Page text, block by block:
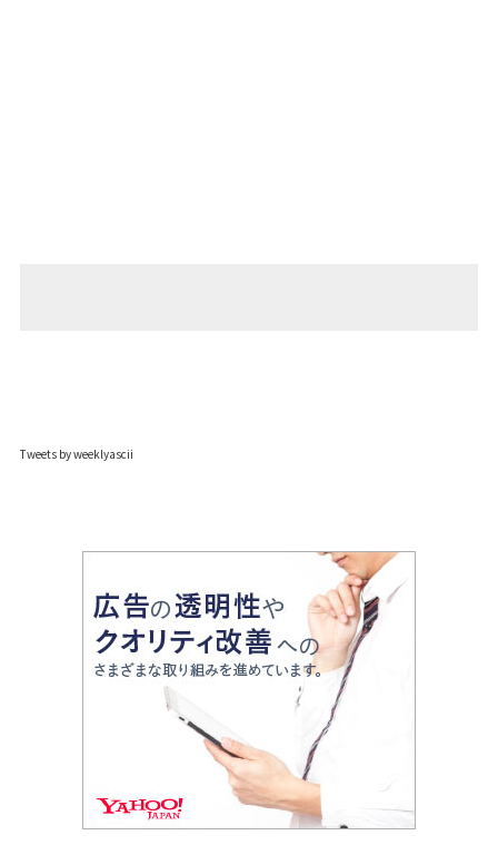
Tweets by weeklyascii